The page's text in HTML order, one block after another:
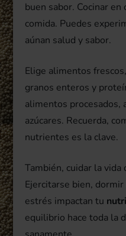
buen sabor. Cocinar
comida. Puedes
aúnan salud y sabor.
Elige alimentos
granos enteros y
alimentos procesados,
azúcares. Recuerda,
nutrientes es la clave.
También, cuidar la vida
Ejercitarse bien,
estrés impactan tu
equilibrio hace toda la